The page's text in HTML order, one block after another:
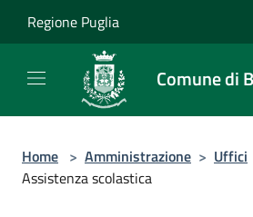
Regione Puglia
Comune di
Home > Amministrazione > Uffici
Assistenza scolastica